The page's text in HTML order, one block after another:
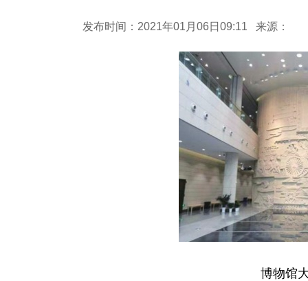
发布时间：2021年01月06日09:11 来源：
博物馆